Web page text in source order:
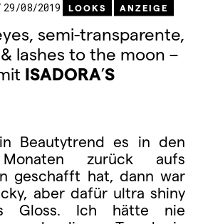
29/08/2019 LOOKS ANZEIGE
semi-transparente,
lashes to the moon –
ISADORA’S
Beautytrend es in den
Monaten zurück aufs
geschafft hat, dann war
aber dafür ultra shiny
Gloss. Ich hätte nie